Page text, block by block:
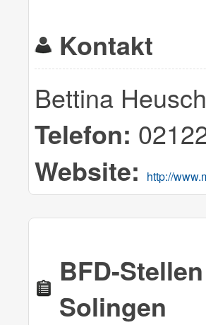
Kontakt
Bettina
Telefon:
Website:
http://
BFD-
Solingen